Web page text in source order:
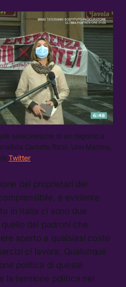
saracinesche di un negozio a
Carlotta Ricci. Uno Mattina,
Twitter
dei proprietari dei
è evidente
in Italia ci sono due
dei padroni che
aperto a qualsiasi costo
ci lavora. Qualunque
politica di queste
la tensione politica nel